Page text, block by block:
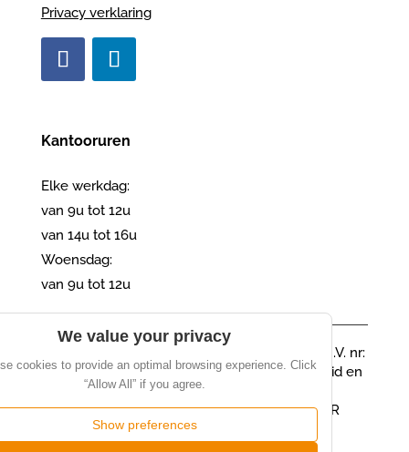
Privacy verklaring
Kantooruren
Elke werkdag:
van 9u tot 12u
van 14u tot 16u
Woensdag:
van 9u tot 12u
03beheer NV · vastgoedmakelaar-syndicus B.I.V. nr:
504929 · Verzekering Beroepsaansprakelijkheid en
borgstelling AXA 730.390.160
Ondernemingsnummer 0753.420.873 · RPR
Antwerpen · ING: BE37 3631 2220 9128
Onderworpen aan de BIV-plichtenleer
We value your privacy
cookies to provide an optimal browsing experience. Click
“Allow All” if you agree.
Show preferences